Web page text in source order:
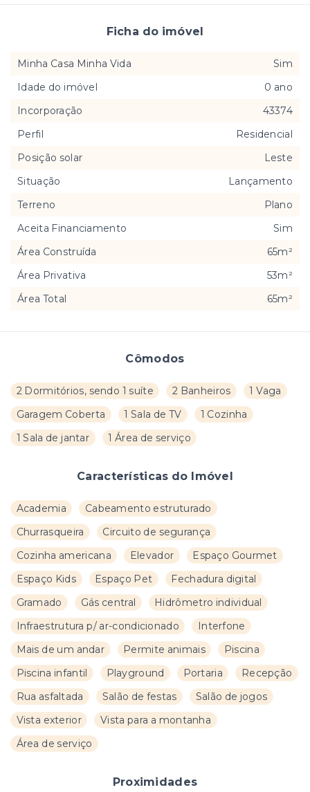
Cômodos
2 Dormitórios, sendo 1 suíte 2 Banheiros
1 Vaga
Garagem Coberta
1 Sala de TV
1 Cozinha
1 Sala de jantar
1 Área de serviço
Características do Imóvel
Academia
Cabeamento estruturado
Churrasqueira
Circuito de segurança
Cozinha americana
Elevador
Espaço Gourmet
Espaço Kids
Espaço Pet
Fechadura digital
Gramado
Gás central
Hidrômetro individual
Infraestrutura p/ ar-condicionado
Interfone
Mais de um andar
Permite animais
Piscina
Piscina infantil
Playground Portaria
Recepção
Rua asfaltada
Salão de festas
Salão de jogos
Vista exterior
Vista para a montanha
Área de serviço
Proximidades
Ficha do imóvel
Minha Casa Minha Vida
Sim
Idade do imóvel
0 ano
Incorporação
43374
Perfil
Residencial
Posição solar
Leste
Situação
Lançamento
Terreno
Plano
Aceita Financiamento
Sim
Área Construída
65m²
Área Privativa
53m²
Área Total
65m²